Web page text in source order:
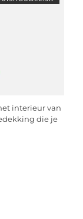
interieur van
die je